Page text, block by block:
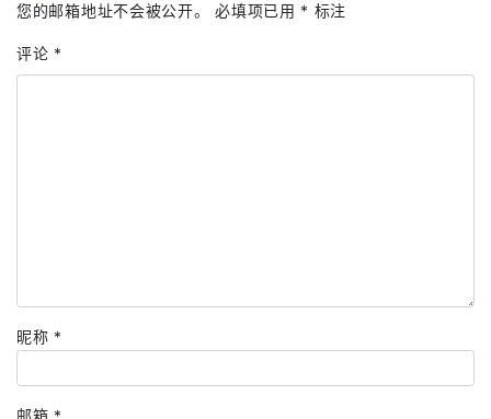
您的邮箱地址不会被公开。 必填项已用 * 标注
评论 *
昵称 *